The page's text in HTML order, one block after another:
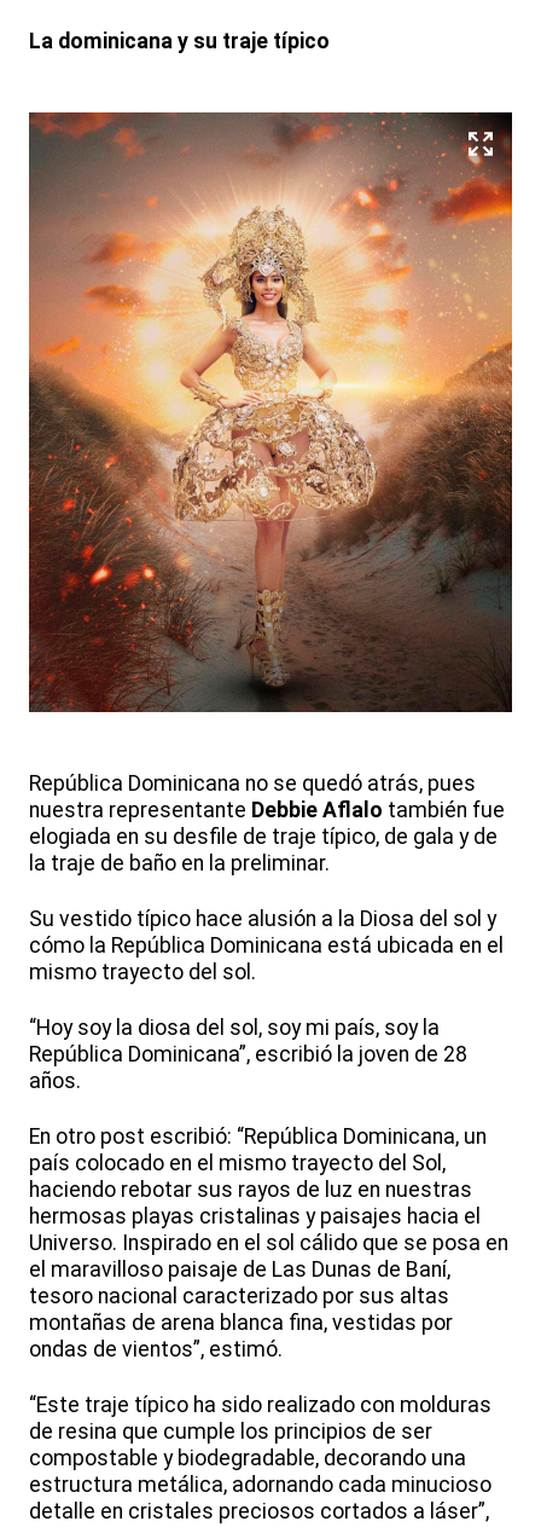
La dominicana y su traje típico
República Dominicana no se quedó atrás, pues
nuestra representante Debbie Aflalo también fue
elogiada en su desfile de traje típico, de gala y de
la traje de baño en la preliminar.
Su vestido típico hace alusión a la Diosa del sol y
cómo la República Dominicana está ubicada en el
mismo trayecto del sol.
“Hoy soy la diosa del sol, soy mi país, soy la
República Dominicana”, escribió la joven de 28
años.
En otro post escribió: “República Dominicana, un
país colocado en el mismo trayecto del Sol,
haciendo rebotar sus rayos de luz en nuestras
hermosas playas cristalinas y paisajes hacia el
Universo. Inspirado en el sol cálido que se posa en
el maravilloso paisaje de Las Dunas de Baní,
tesoro nacional caracterizado por sus altas
montañas de arena blanca fina, vestidas por
ondas de vientos”, estimó.
“Este traje típico ha sido realizado con molduras
de resina que cumple los principios de ser
compostable y biodegradable, decorando una
estructura metálica, adornando cada minucioso
detalle en cristales preciosos cortados a láser”,